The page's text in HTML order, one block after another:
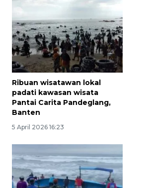
Ribuan wisatawan lokal
padati kawasan wisata
Pantai Carita Pandeglang,
Banten
5 April 2026 16:23
turis asing beri angin
bagi ekonomi